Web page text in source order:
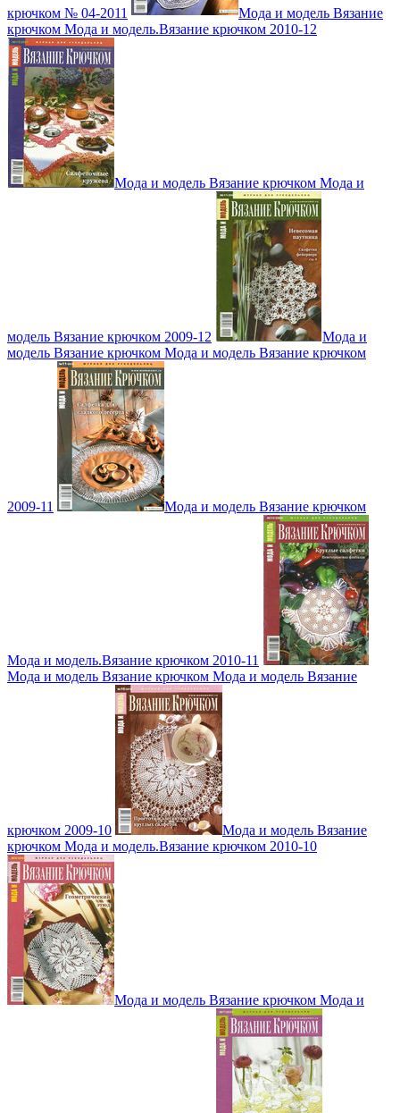
крючком № 04-2011
Мода и модель Вязание
крючком Мода и модель.Вязание крючком 2010-12
Мода и модель Вязание крючком Мода и
модель Вязание крючком 2009-12
Мода и
модель Вязание крючком Мода и модель Вязание крючком
2009-11 Мода и модель Вязание крючком
Мода и модель.Вязание крючком 2010-11
Мода и модель Вязание крючком Мода и модель Вязание
крючком 2009-10
Мода и модель Вязание
крючком Мода и модель.Вязание крючком 2010-10
Мода и модель Вязание крючком Мода и